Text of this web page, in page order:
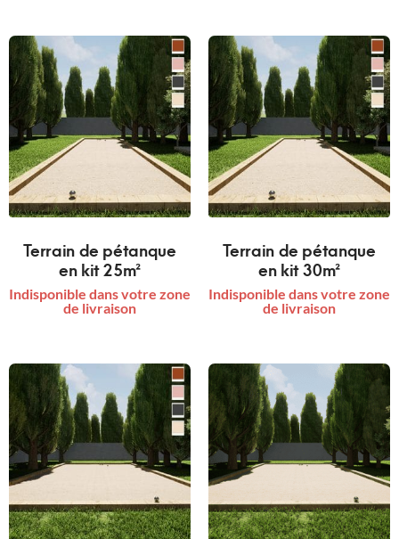
Terrain de pétanque
en kit 25m²
Indisponible dans votre zone
de livraison
Terrain de pétanque
en kit 30m²
Indisponible dans votre zone
de livraison